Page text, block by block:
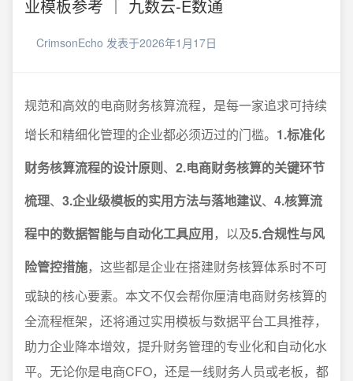
业模板参考 ｜ 九数云-E数通
CrimsonEcho 发表于2026年1月17日
规范和高效的电商财务核算流程，是每一家追求可持续
增长和精细化管理的企业都必须迈过的门槛。 1.标准化
财务核算流程的设计原则、 2.电商财务核算的关键环节
梳理、 3.企业级模板的实用方法与落地建议、 4.核算流
程中的数据智能与自动化工具应用，以及5.合规性与风
险管控措施，这些都是企业在搭建财务核算体系时不可
或缺的核心要素。本文不仅会帮你厘清电商财务核算的
全流程框架，还将通过实用模板与数据平台工具推荐，
助力企业降本增效，提升财务管理的专业化和自动化水
平。无论你是电商CFO，还是一线财务人员或老板，都